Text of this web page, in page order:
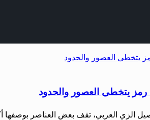
رمز يتخطى العصور والحدود
الزي العربي، تقف بعض العناصر بوصفها